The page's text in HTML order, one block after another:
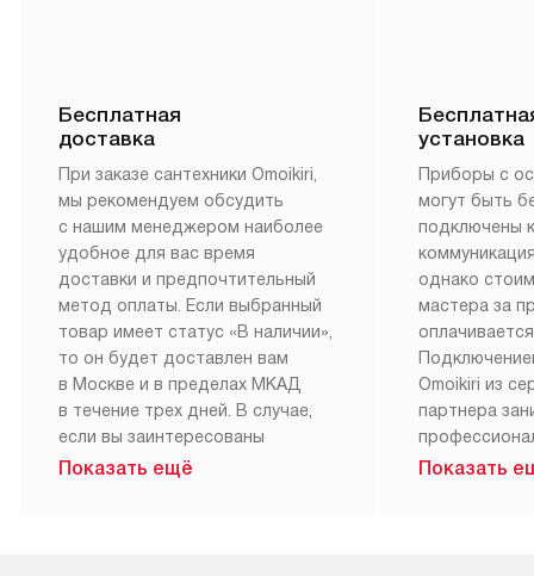
Бесплатная
доставка
При заказе сантехники Omoikiri,
мы рекомендуем обсудить
с нашим менеджером наиболее
удобное для вас время
доставки и предпочтительный
метод оплаты. Если выбранный
товар имеет статус «В наличии»,
то он будет доставлен вам
в Москве и в пределах МКАД
в течение трех дней. В случае,
если вы заинтересованы
в товаре, который доступен
Показать ещё
установка
Приборы с
могут быть
подключены
однако
мастера за
Omoikiri из
партнера
Наш сервис
Показать